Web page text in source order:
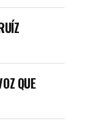
QUE